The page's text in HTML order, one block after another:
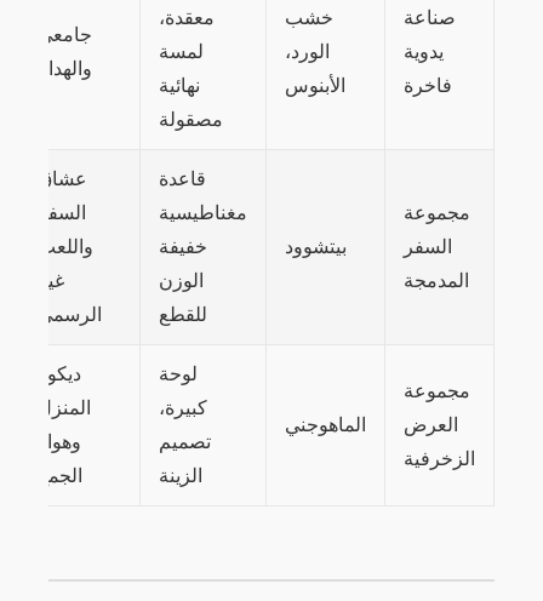
صناعة
يدوية
فاخرة
خشب
الورد،
الأبنوس
معقدة،
لمسة
نهائية
مصقولة
جامعي
والهدايا
مجموعة
السفر
المدمجة
بيتشوود
قاعدة
مغناطيسية
خفيفة
الوزن
للقطع
عشاق
السفر
واللعب
غير
الرسمي
مجموعة
العرض
الزخرفية
الماهوجني
لوحة
كبيرة،
تصميم
الزينة
ديكور
المنزل
وهواة
الجمع